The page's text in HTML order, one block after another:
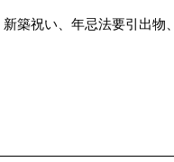
築祝い、年忌法要引出物